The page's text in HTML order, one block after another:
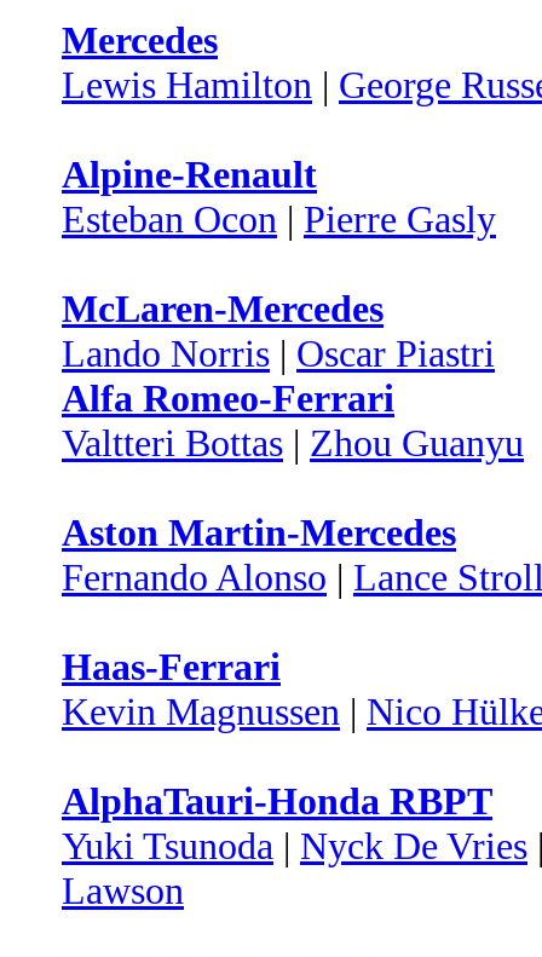
Mercedes
Lewis Hamilton | George
Alpine-Renault
Esteban Ocon | Pierre Gasly
McLaren-Mercedes
Lando Norris | Oscar Piastri
Alfa Romeo-Ferrari
Valtteri Bottas | Zhou Guanyu
Aston Martin-Mercedes
Fernando Alonso | Lance
Haas-Ferrari
Kevin Magnussen | Nico
AlphaTauri-Honda RBPT
Yuki Tsunoda | Nyck De Vries
Lawson